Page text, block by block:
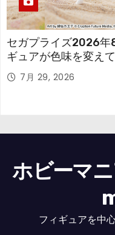
セガプライズ2026年
ギュアが色味を変え
7月 29, 2026
ホビーマ
フィギュアを中